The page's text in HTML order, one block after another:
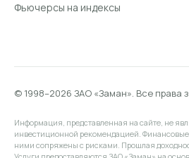
Фьючерсы на индексы
© 1998–2026 ЗАО «Заман». Все права
Информация, представленная на сайте, не
инвестиционной рекомендацией.
ними сопряжены с рисками. Прошлая